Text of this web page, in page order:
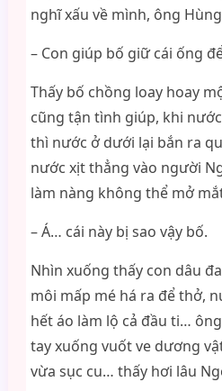
nghĩ xấu về mình, ông
– Con giúp bố giữ cái ống
Thấy bố chồng loay hoay
cũng tận tình giúp, khi
thì nước ở dưới lại bắn ra
nước xịt thẳng vào người
làm nàng không thể mở
– Á… cái này bị sao vậy bố.
Nhìn xuống thấy con dâu
môi mấp mé há ra để thở,
hết áo làm lộ cả đầu ti…
tay xuống vuốt ve dương
vừa sục cu… thấy hơi lâu